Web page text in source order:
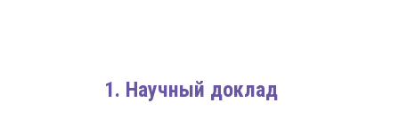
1. Научный доклад